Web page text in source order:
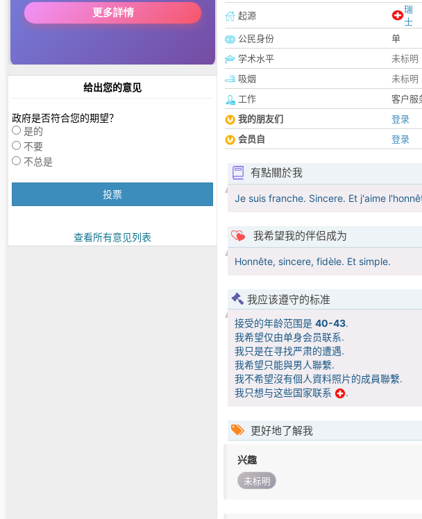
给出您的意见
政府是否符合您的期望？
是的
不要
不总是
投票
查看所有意见列表
起源
瑞
士
公民身份
单
学术水平
未标明
吸烟
未标明
工作
客户服
我的朋友们
登录
会员自
登录
有點關於我
Je suis franche. Sincere. Et j'aime
我希望我的伴侣成为
Honnête, sincere, fidèle. Et simple.
我应该遵守的标准
接受的年龄范围是 40-43.
我希望仅由单身会员联系.
我只是在寻找严肃的遭遇.
我希望只能與男人聯繫.
我不希望沒有個人資料照片的成員聯繫.
我只想与这些国家联系
.
更好地了解我
兴趣
未标明